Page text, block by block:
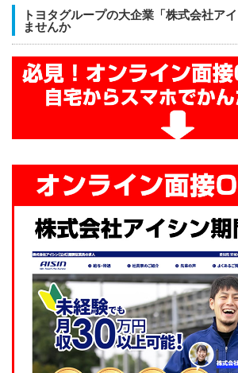
トヨタグループの大企業「株式会社ア
ませんか